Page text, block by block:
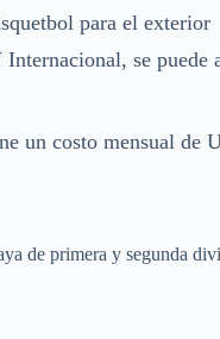
para el exterior
se puede
un costo mensual de
de primera y segunda